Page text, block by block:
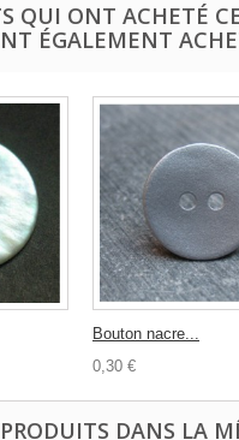
QUI ONT ACHETÉ
ÉGALEMENT
Bouton nacre...
0,30 €
DANS LA